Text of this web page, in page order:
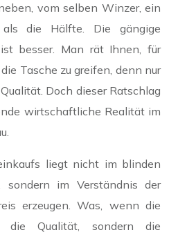
vom selben Winzer, ein
als die Hälfte. Die gängige
besser. Man rät Ihnen, für
Tasche zu greifen, denn nur
Doch dieser Ratschlag
wirtschaftliche Realität im
liegt nicht im blinden
sondern im Verständnis der
erzeugen. Was, wenn die
die Qualität, sondern die